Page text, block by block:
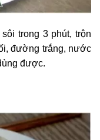
trong 3 phút, trộn
đường trắng, nước
được.